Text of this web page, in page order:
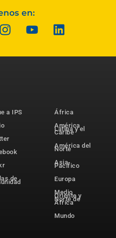
en:
a IPS
de
África
América
Latina y el
Caribe
América del
Norte
Asia-
Pacífico
Europa
Medio
Oriente y
Norte de
África
Mundo